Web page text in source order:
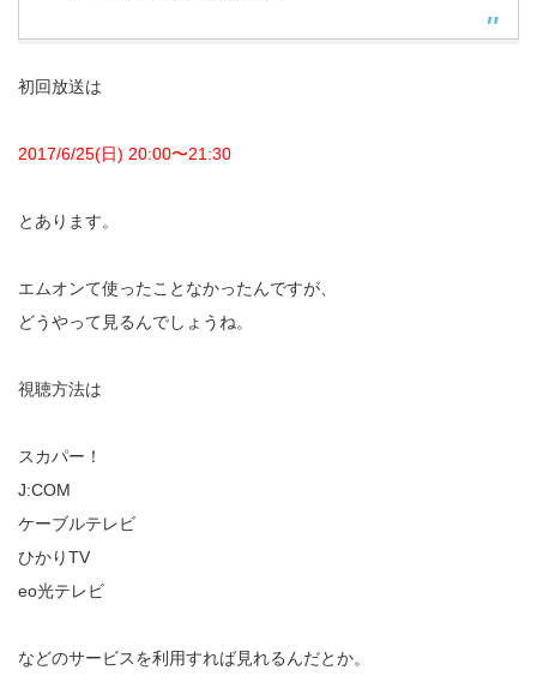
初回放送は
2017/6/25(日) 20:00〜21:30
とあります。
エムオンて使ったことなかったんですが、
どうやって見るんでしょうね。
視聴方法は
スカパー！
J:COM
ケーブルテレビ
ひかりTV
eo光テレビ
などのサービスを利用すれば見れるんだとか。